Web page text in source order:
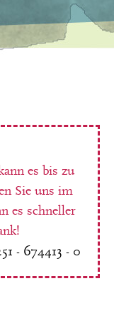
es bis zu
Sie uns im
es schneller
- 674413 - 0